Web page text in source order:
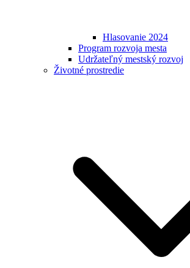
Hlasovanie 2024
Program rozvoja mesta
Udržateľný mestský rozvoj
Životné prostredie